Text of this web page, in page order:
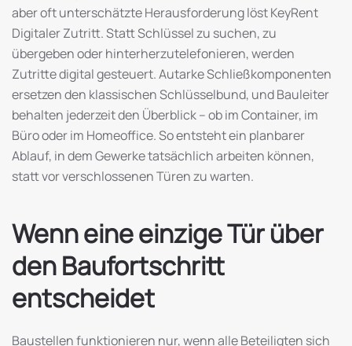
aber oft unterschätzte Herausforderung löst KeyRent
Digitaler Zutritt. Statt Schlüssel zu suchen, zu
übergeben oder hinterherzutelefonieren, werden
Zutritte digital gesteuert. Autarke Schließkomponenten
ersetzen den klassischen Schlüsselbund, und Bauleiter
behalten jederzeit den Überblick – ob im Container, im
Büro oder im Homeoffice. So entsteht ein planbarer
Ablauf, in dem Gewerke tatsächlich arbeiten können,
statt vor verschlossenen Türen zu warten.
Wenn eine einzige Tür über
den Baufortschritt
entscheidet
Baustellen funktionieren nur, wenn alle Beteiligten sich